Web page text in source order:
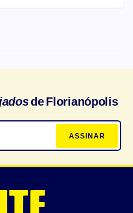
Sauna
de Florianópolis
ASSINAR